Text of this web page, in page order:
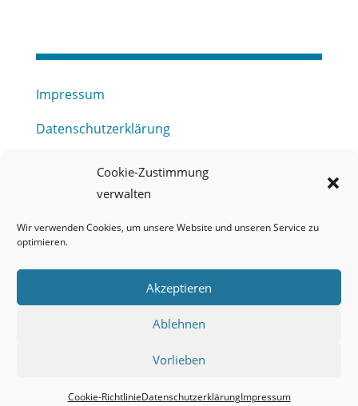
Cookie-Zustimmung
verwalten
Wir verwenden Cookies, um unsere Website und unseren Service zu
optimieren.
Akzeptieren
Ablehnen
Vorlieben
Cookie-RichtlinieDatenschutzerklärungImpressum
Impressum
Datenschutzerklärung
Haftungsausschluss
Barrierefreiheitserklärung
Meldestelle (HinSchG) des Erftverbandes
Onlineportal Grundwassernutzung